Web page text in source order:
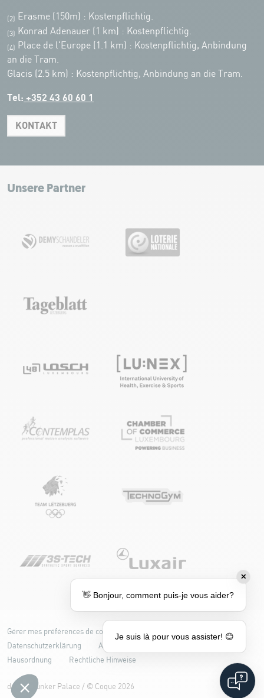
(2) Erasme (150m) : Kostenpflichtig.
(3) Konrad Adenauer (1 km) : Kostenpflichtig.
(4)
Place de l'Europe (1.1 km) : Kostenpflichtig, Anbindung
an die Tram.
Glacis (2.5 km) : Kostenpflichtig, Anbindung an die Tram.
Tel: +352 43 60 60 1
KONTAKT
+
−
Leaflet|Map tiles by Carto, under CC BY 3.0. Data by OpenStreetMap, under
Unsere Partner
Gérer mes préférences de cookies
Datenschutzerklärung
Accessibilité : partiellement conforme
Hausordnung
Rechtliche Hinweise
design Bunker Palace / © Coque 2026
✕
👋 Bonjour, comment puis-je vous aider?
Je suis là pour vous assister! 😊